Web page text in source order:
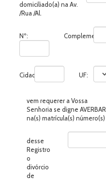
domiciliado(a) na Av.
/Rua /Al.
Nº: Complemento:
Cidade: UF:
vem requerer a Vossa
Senhoria se digne AVERBAR
na(s) matrícula(s) número(s)
desse
Registro
o
divórcio
de